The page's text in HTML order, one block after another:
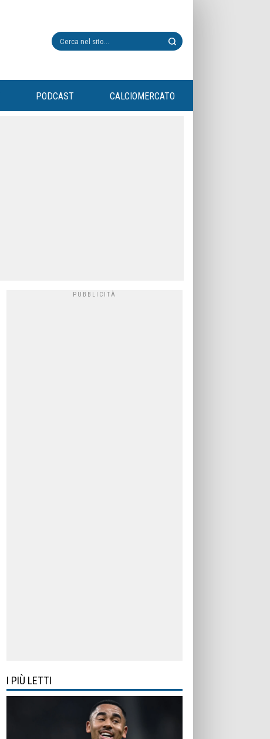
PODCAST CALCIOMERCATO
I PIÙ LETTI